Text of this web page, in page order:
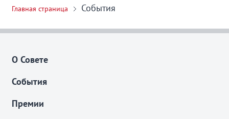
Главная страница События
О Совете
События
Премии